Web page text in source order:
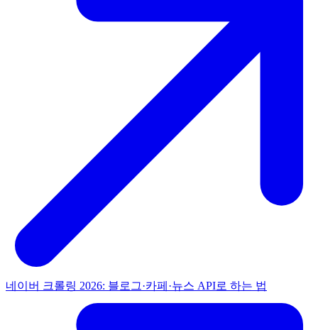
네이버 크롤링 2026: 블로그·카페·뉴스 API로 하는 법